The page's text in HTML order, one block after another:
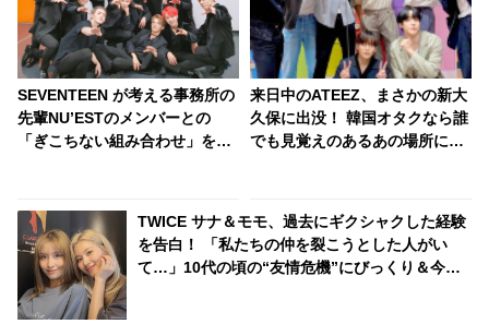
SEVENTEEN が考える事務所の
先輩NU’ESTのメンバーとの
「ぎこちない組み合わせ」を発
は・・・
来日中のATEEZ、まさかの新大
久保に出没！ 韓国オタクなら誰
でも見覚えのあるあの場所にフ
TWICE サナ＆モモ、過去にギクシャクした経験
を告白！ 「私たちの仲を裂こうとした人がい
て…」10代の頃の“友情危機”にびっくり＆今も